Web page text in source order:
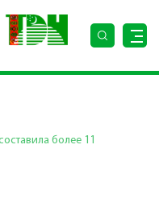
более 11